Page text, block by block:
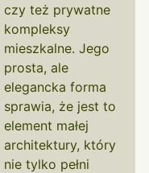
czy też prywatne
kompleksy
mieszkalne. Jego
prosta, ale
elegancka forma
sprawia, że jest to
element małej
architektury, który
nie tylko pełni